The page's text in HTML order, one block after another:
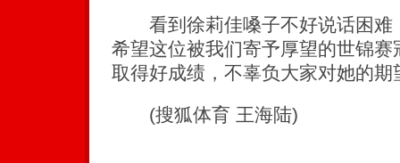
看到徐莉佳嗓子不好说话困难
希望这位被我们寄予厚望的世锦
取得好成绩，不辜负大家对她的期
(搜狐体育 王海陆)